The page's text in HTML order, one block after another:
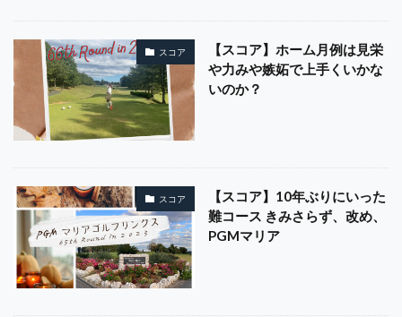
スコア
【スコア】ホーム月例は見栄
や力みや嫉妬で上手くいかな
いのか？
スコア
【スコア】10年ぶりにいった
難コース きみさらず、改め、
PGMマリア